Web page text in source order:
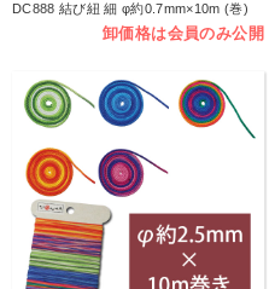
DC888 結び紐 細 φ約0.7mm×10m (巻)
卸価格は会員のみ公開